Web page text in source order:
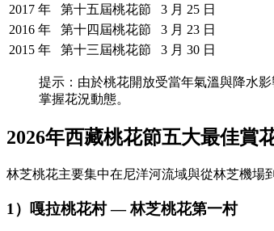
2017 年
第十五屆桃花節
3 月 25 日
2016 年
第十四屆桃花節
3 月 23 日
2015 年
第十三屆桃花節 3 月 30 日
提示：由於桃花開放受當年氣溫與降水
掌握花況動態。
2026年西藏桃花節五大最佳賞
林芝桃花主要集中在尼洋河流域與從林芝機場
1）嘎拉桃花村 — 林芝桃花第一村